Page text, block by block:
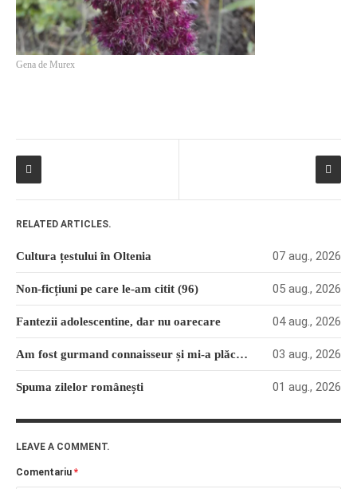
Gena de Murex
RELATED ARTICLES.
Cultura țestului în Oltenia 07 aug., 2026
Non-ficțiuni pe care le-am citit (96) 05 aug., 2026
Fantezii adolescentine, dar nu oarecare 04 aug., 2026
Am fost gurmand connaisseur și mi-a plăcut (36) 03 aug., 2026
Spuma zilelor românești 01 aug., 2026
LEAVE A COMMENT.
Comentariu *